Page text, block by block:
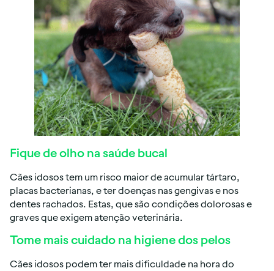
Fique de olho na saúde bucal
Cães idosos tem um risco maior de acumular tártaro,
placas bacterianas, e ter doenças nas gengivas e nos
dentes rachados. Estas, que são condições dolorosas e
graves que exigem atenção veterinária.
Tome mais cuidado na higiene dos pelos
Cães idosos podem ter mais dificuldade na hora do